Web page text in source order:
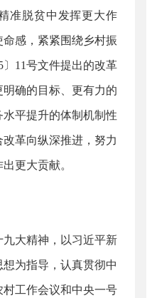
准脱贫中发挥更大作
感，紧紧围绕乡村振
11号文件提出的改革
确的目标、更有力的
平提升的体制机制性
革向纵深推进，努力
更大贡献。
大精神，以习近平新
为指导，认真贯彻中
工作会议和中央一号